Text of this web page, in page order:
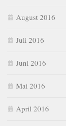
August 2016
Juli 2016
Juni 2016
Mai 2016
April 2016